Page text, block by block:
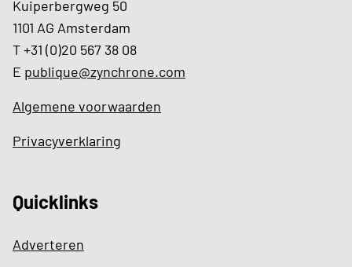
Kuiperbergweg 50
1101 AG Amsterdam
T +31 (0)20 567 38 08
E publique@zynchrone.com
Algemene voorwaarden
Privacyverklaring
Quicklinks
Adverteren